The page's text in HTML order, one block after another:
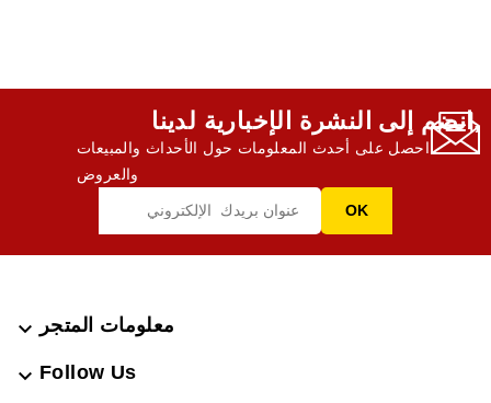
انضم إلى النشرة الإخبارية لدينا,
احصل على أحدث المعلومات حول الأحداث والمبيعات
والعروض
معلومات المتجر 
Follow Us
